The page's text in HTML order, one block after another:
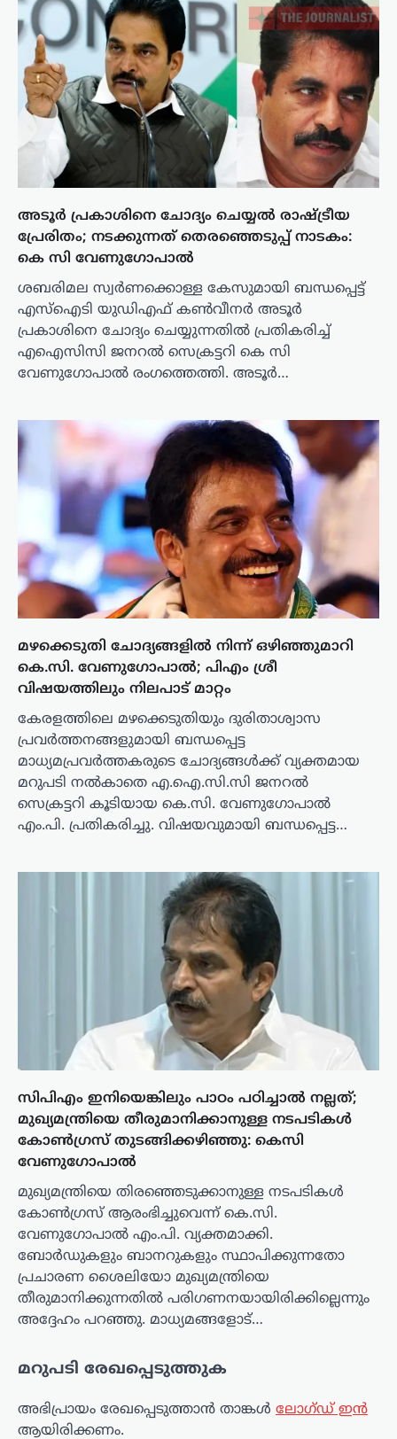
അടൂർ പ്രകാശിനെ ചോദ്യം ചെയ്യൽ രാഷ്ട്രീയ
പ്രേരിതം; നടക്കുന്നത് തെരഞ്ഞെടുപ്പ് നാടകം:
കെ സി വേണുഗോപാൽ
ശബരിമല സ്വർണക്കൊള്ള കേസുമായി ബന്ധപ്പെട്ട്
എസ്‌ഐടി യുഡിഎഫ് കൺവീനർ അടൂർ
പ്രകാശിനെ ചോദ്യം ചെയ്യുന്നതിൽ പ്രതികരിച്ച്
എഐസിസി ജനറൽ സെക്രട്ടറി കെ സി
വേണുഗോപാൽ രംഗത്തെത്തി. അടൂർ…
മഴക്കെടുതി ചോദ്യങ്ങളിൽ നിന്ന് ഒഴിഞ്ഞുമാറി
കെ.സി. വേണുഗോപാൽ; പിഎം ശ്രീ
വിഷയത്തിലും നിലപാട് മാറ്റം
കേരളത്തിലെ മഴക്കെടുതിയും ദുരിതാശ്വാസ
പ്രവർത്തനങ്ങളുമായി ബന്ധപ്പെട്ട
മാധ്യമപ്രവർത്തകരുടെ ചോദ്യങ്ങൾക്ക് വ്യക്തമായ
മറുപടി നൽകാതെ എ.ഐ.സി.സി ജനറൽ
സെക്രട്ടറി കൂടിയായ കെ.സി. വേണുഗോപാൽ
എം.പി. പ്രതികരിച്ചു. വിഷയവുമായി ബന്ധപ്പെട്ട…
സിപിഎം ഇനിയെങ്കിലും പാഠം പഠിച്ചാൽ നല്ലത്;
മുഖ്യമന്ത്രിയെ തീരുമാനിക്കാനുള്ള നടപടികൾ
കോൺഗ്രസ് തുടങ്ങിക്കഴിഞ്ഞു: കെസി
വേണുഗോപാൽ
മുഖ്യമന്ത്രിയെ തിരഞ്ഞെടുക്കാനുള്ള നടപടികൾ
കോൺഗ്രസ് ആരംഭിച്ചുവെന്ന് കെ.സി.
വേണുഗോപാൽ എം.പി. വ്യക്തമാക്കി.
ബോർഡുകളും ബാനറുകളും സ്ഥാപിക്കുന്നതോ
പ്രചാരണ ശൈലിയോ മുഖ്യമന്ത്രിയെ
തീരുമാനിക്കുന്നതിൽ പരിഗണനയായിരിക്കില്ലെന്നും
അദ്ദേഹം പറഞ്ഞു. മാധ്യമങ്ങളോട്…
മറുപടി രേഖപ്പെടുത്തുക
അഭിപ്രായം രേഖപ്പെടുത്താ‍ൻ താങ്കൾ ലോഗ്ഡ് ഇൻ
ആയിരിക്കണം.